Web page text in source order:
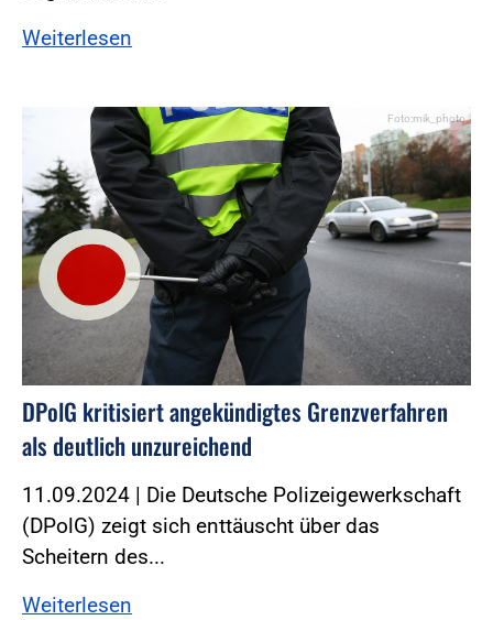
Weiterlesen
Foto:mik_photo
DPolG kritisiert angekündigtes Grenzverfahren
als deutlich unzureichend
11.09.2024 | Die Deutsche Polizeigewerkschaft
(DPolG) zeigt sich enttäuscht über das
Scheitern des...
Weiterlesen